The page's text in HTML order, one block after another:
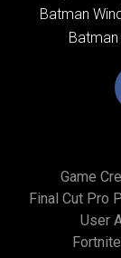
Batman
Batman
Game
Final Cut Pro
User